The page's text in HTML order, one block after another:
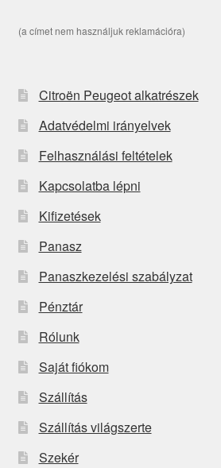
(a címet nem használjuk reklamációra)
Citroën Peugeot alkatrészek
Adatvédelmi irányelvek
Felhasználási feltételek
Kapcsolatba lépni
Kifizetések
Panasz
Panaszkezelési szabályzat
Pénztár
Rólunk
Saját fiókom
Szállítás
Szállítás világszerte
Szekér